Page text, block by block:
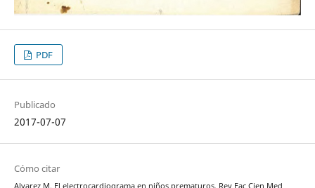
PDF
Publicado
2017-07-07
Cómo citar
Alvarez M. El electrocardiograma en niños prematuros. Rev Fac Cien Med